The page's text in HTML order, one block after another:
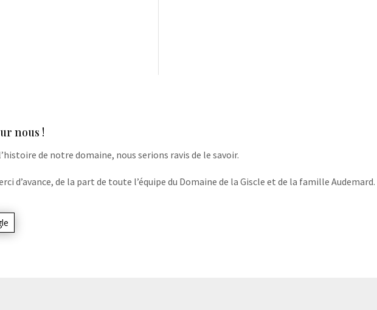
nous !
de notre domaine, nous serions ravis de le savoir.
de la part de toute l’équipe du Domaine de la Giscle et de la famille Audemard.